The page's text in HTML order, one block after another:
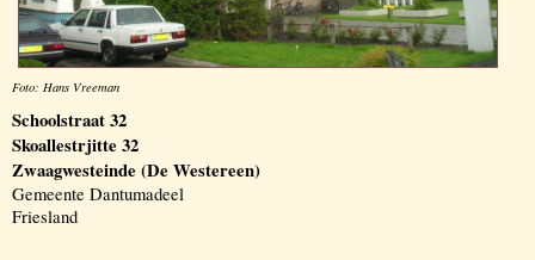
Foto: Hans Vreeman
Schoolstraat 32
Skoallestrjitte 32
Zwaagwesteinde (De Westereen)
Gemeente Dantumadeel
Friesland